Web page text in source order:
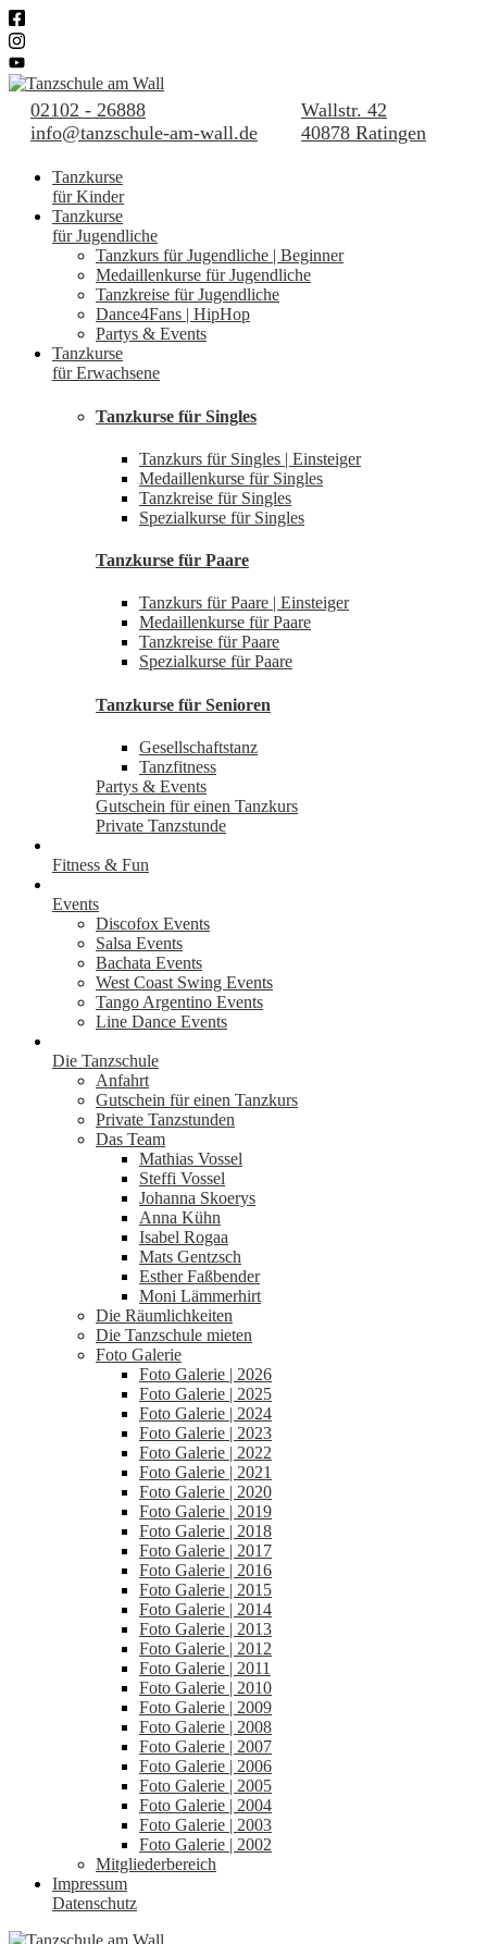
02102 - 26888
info@tanzschule-am-wall.de
Wallstr. 42
40878 Ratingen
Tanzkurse
für Kinder
Tanzkurse
für Jugendliche
Tanzkurs für Jugendliche | Beginner
Medaillenkurse für Jugendliche
Tanzkreise für Jugendliche
Dance4Fans | HipHop
Partys & Events
Tanzkurse
für Erwachsene
Tanzkurse für Singles
Tanzkurs für Singles | Einsteiger
Medaillenkurse für Singles
Tanzkreise für Singles
Spezialkurse für Singles
Tanzkurse für Paare
Tanzkurs für Paare | Einsteiger
Medaillenkurse für Paare
Tanzkreise für Paare
Spezialkurse für Paare
Tanzkurse für Senioren
Gesellschaftstanz
Tanzfitness
Partys & Events
Gutschein für einen Tanzkurs
Private Tanzstunde
Fitness & Fun
Events
Discofox Events
Salsa Events
Bachata Events
West Coast Swing Events
Tango Argentino Events
Line Dance Events
Die Tanzschule
Anfahrt
Gutschein für einen Tanzkurs
Private Tanzstunden
Das Team
Mathias Vossel
Steffi Vossel
Johanna Skoerys
Anna Kühn
Isabel Rogaa
Mats Gentzsch
Esther Faßbender
Moni Lämmerhirt
Die Räumlichkeiten
Die Tanzschule mieten
Foto Galerie
Foto Galerie | 2026
Foto Galerie | 2025
Foto Galerie | 2024
Foto Galerie | 2023
Foto Galerie | 2022
Foto Galerie | 2021
Foto Galerie | 2020
Foto Galerie | 2019
Foto Galerie | 2018
Foto Galerie | 2017
Foto Galerie | 2016
Foto Galerie | 2015
Foto Galerie | 2014
Foto Galerie | 2013
Foto Galerie | 2012
Foto Galerie | 2011
Foto Galerie | 2010
Foto Galerie | 2009
Foto Galerie | 2008
Foto Galerie | 2007
Foto Galerie | 2006
Foto Galerie | 2005
Foto Galerie | 2004
Foto Galerie | 2003
Foto Galerie | 2002
Mitgliederbereich
Impressum
Datenschutz